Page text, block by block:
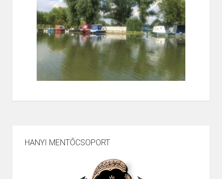
HANYI MENTŐCSOPORT